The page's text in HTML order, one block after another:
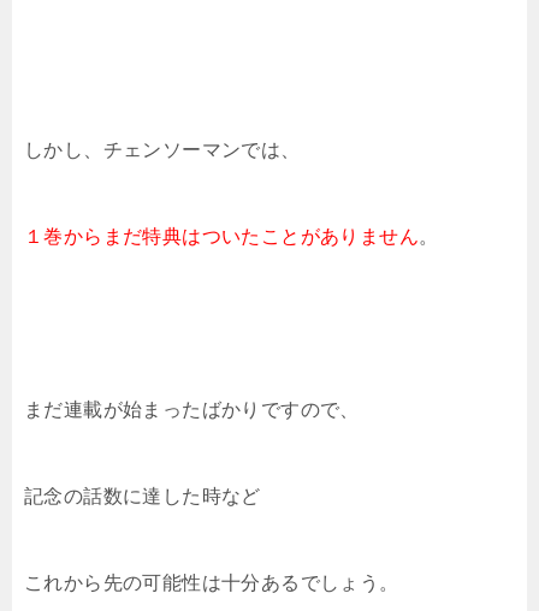
しかし、チェンソーマンでは、
１巻からまだ特典はついたことがありません。
まだ連載が始まったばかりですので、
記念の話数に達した時など
これから先の可能性は十分あるでしょう。